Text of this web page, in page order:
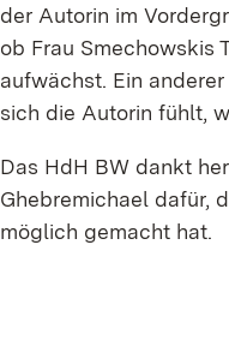
der Autorin im
ob Frau Smechowskis
aufwächst. Ein
sich die Autorin fühlt,
Das HdH BW dankt
Ghebremichael dafür,
möglich gemacht hat.